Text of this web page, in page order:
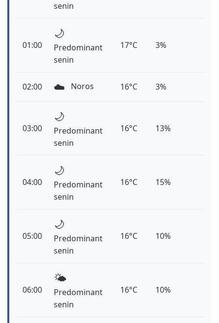
senin
01:00
🌙
Predominant
senin
17°C 3%
02:00 ☁️ Noros 16°C 3%
03:00
🌙
Predominant
senin
16°C 13%
04:00
🌙
Predominant
senin
16°C 15%
05:00
🌙
Predominant
senin
16°C 10%
06:00
🌤️
Predominant
senin
16°C 10%